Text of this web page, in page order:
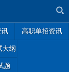
讯 高职单招资讯
大纲
题